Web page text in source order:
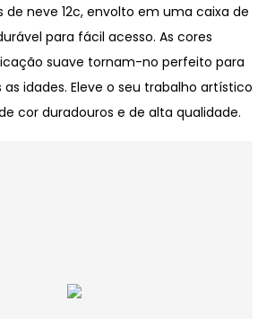
de neve 12c, envolto em uma caixa de
para fácil acesso. As cores
suave tornam-no perfeito para
idades. Eleve o seu trabalho artístico
cor duradouros e de alta qualidade.